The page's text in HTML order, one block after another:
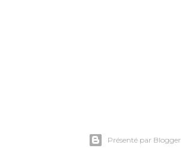
Présenté par Blogger